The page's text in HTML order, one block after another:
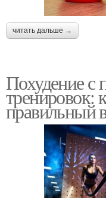
читать дальше →
Похудение
тренировок:
правильный